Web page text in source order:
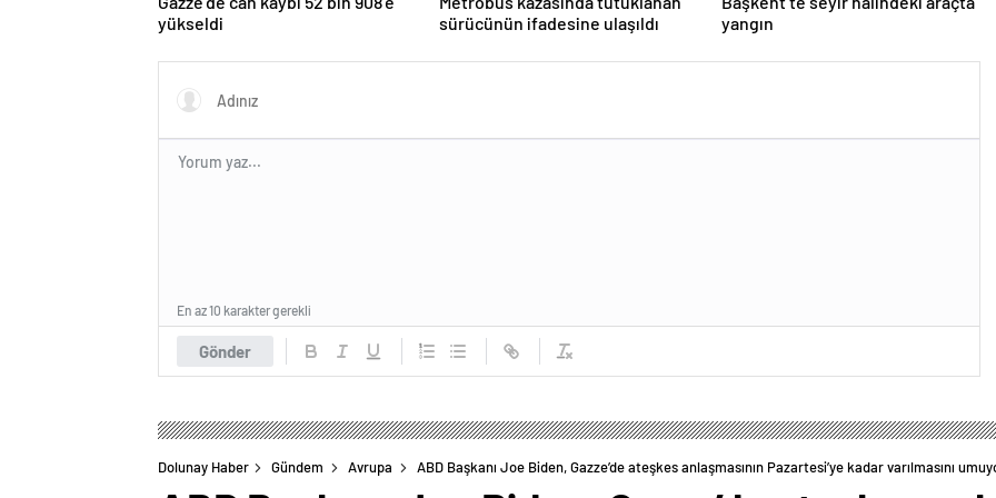
yükseldi
sürücünün ifadesine ulaşıldı
yangın
Gönder
En az 10 karakter gerekli
Dolunay Haber Gündem Avrupa ABD Başkanı Joe Biden, Gazze’de ateşkes anlaşmasının Pazartesi’ye kadar varılmasını